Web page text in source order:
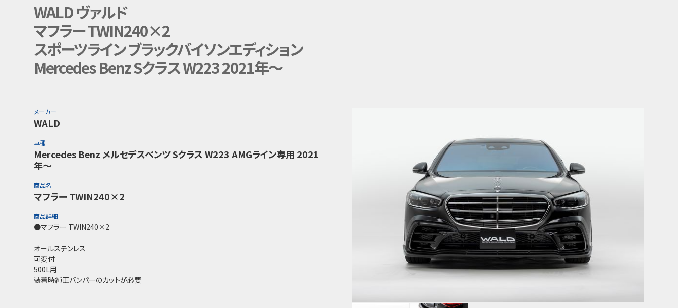
WALD ヴァルド
マフラー TWIN240×2
スポーツライン ブラックバイソンエディション
Mercedes Benz Sクラス W223 2021年～
メーカー
WALD
車種
Mercedes Benz メルセデスベンツ Sクラス W223 AMGライン専用 2021
年～
商品名
マフラー TWIN240×2
商品詳細
●マフラー TWIN240×2
オールステンレス
可変付
500L用
装着時純正バンパーのカットが必要